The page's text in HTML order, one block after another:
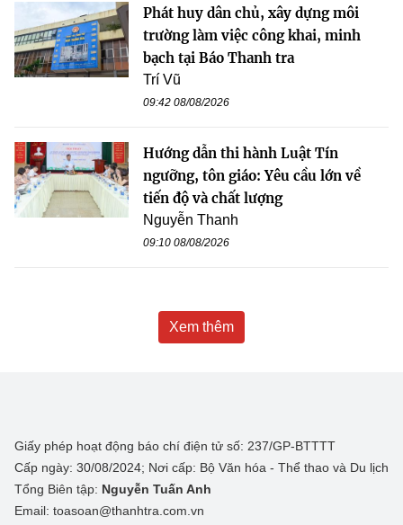
Phát huy dân chủ, xây dựng môi
trường làm việc công khai, minh
bạch tại Báo Thanh tra
Trí Vũ
09:42 08/08/2026
Hướng dẫn thi hành Luật Tín
ngưỡng, tôn giáo: Yêu cầu lớn về
tiến độ và chất lượng
Nguyễn Thanh
09:10 08/08/2026
Xem thêm
Giấy phép hoạt động báo chí điện tử số: 237/GP-BTTTT
Cấp ngày: 30/08/2024; Nơi cấp: Bộ Văn hóa - Thể thao và Du lịch
Tổng Biên tập: Nguyễn Tuấn Anh
Email: toasoan@thanhtra.com.vn